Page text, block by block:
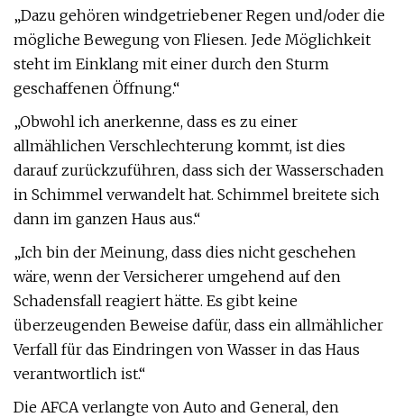
„Dazu gehören windgetriebener Regen und/oder die
mögliche Bewegung von Fliesen. Jede Möglichkeit
steht im Einklang mit einer durch den Sturm
geschaffenen Öffnung.“
„Obwohl ich anerkenne, dass es zu einer
allmählichen Verschlechterung kommt, ist dies
darauf zurückzuführen, dass sich der Wasserschaden
in Schimmel verwandelt hat. Schimmel breitete sich
dann im ganzen Haus aus.“
„Ich bin der Meinung, dass dies nicht geschehen
wäre, wenn der Versicherer umgehend auf den
Schadensfall reagiert hätte. Es gibt keine
überzeugenden Beweise dafür, dass ein allmählicher
Verfall für das Eindringen von Wasser in das Haus
verantwortlich ist.“
Die AFCA verlangte von Auto and General, den